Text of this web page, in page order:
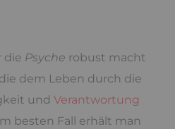
die Psyche robust macht
dem Leben durch die
und Verantwortung
besten Fall erhält man